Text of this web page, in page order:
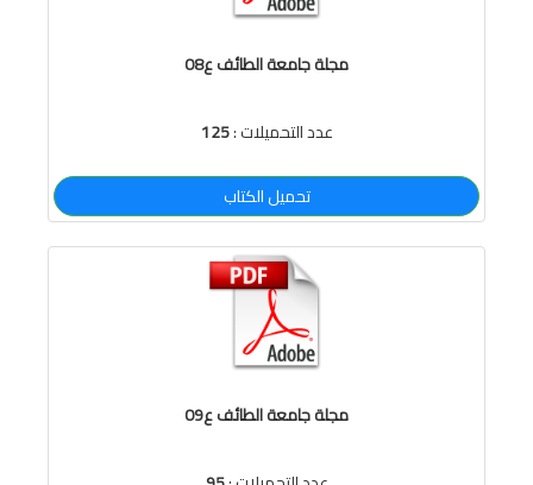
مجلة جامعة الطائف ع08
عدد التحميلات :125
تحميل الكتاب
مجلة جامعة الطائف ع09